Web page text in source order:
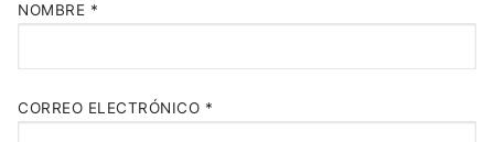
NOMBRE *
CORREO ELECTRÓNICO *